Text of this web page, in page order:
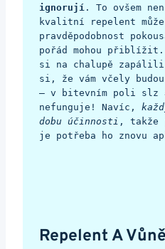
ignorují. To ovšem
kvalitní repelent
pravděpodobnost
pořád mohou
si na chalupě
si, že vám včely
– v bitevním poli slz
nefunguje! Navíc,
dobu účinnosti , takže
je potřeba ho znovu
Repelent A